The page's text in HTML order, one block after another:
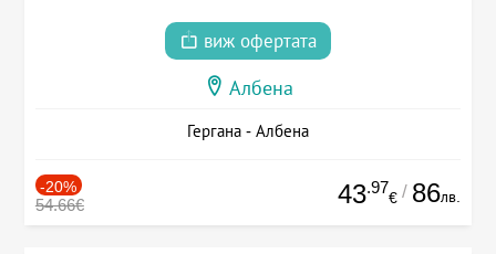
виж офертата
Албена
Гергана - Албена
-20%
54.66€ 43.97
€ / 86лв.